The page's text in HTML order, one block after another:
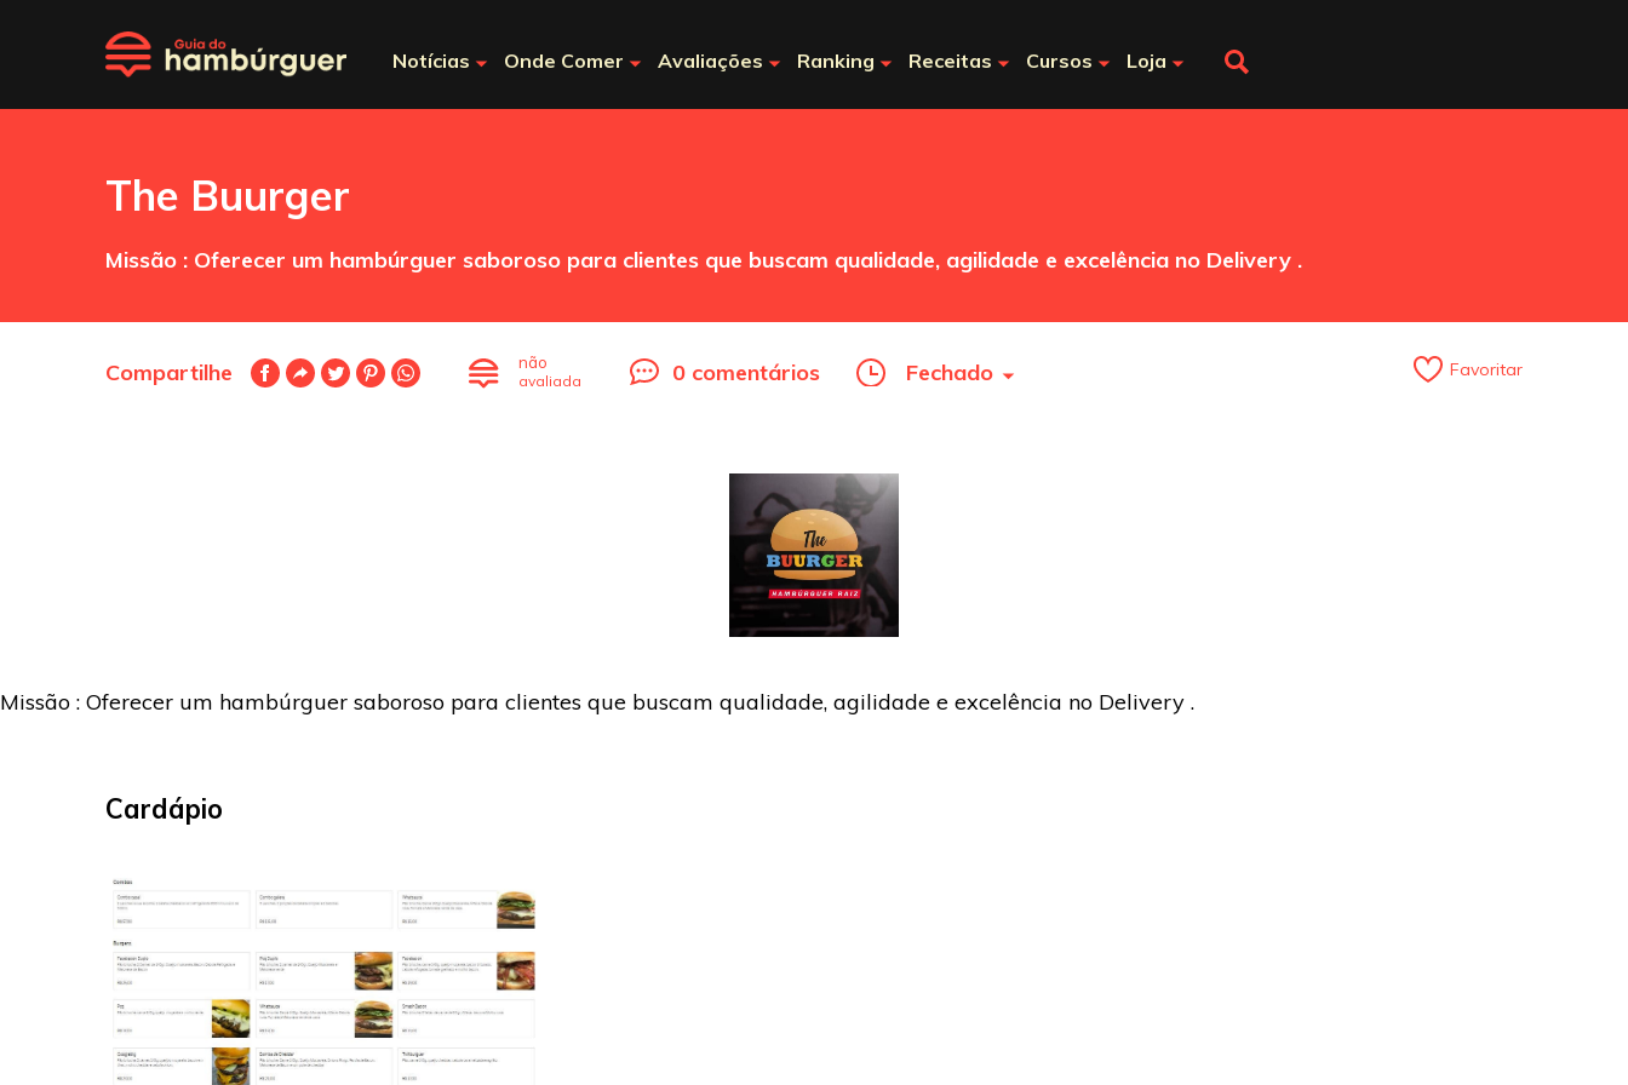
Notícias Onde Comer Avaliações Ranking Receitas Cursos Loja
The Buurger
Missão : Oferecer um hambúrguer saboroso para clientes que buscam qualidade, agilidade e excelência no Delivery .
Compartilhe não
avaliada 0 comentários Fechado Favoritar
Missão : Oferecer um hambúrguer saboroso para clientes que buscam qualidade, agilidade e excelência no Delivery .
Cardápio